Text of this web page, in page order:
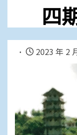
四
2023 年 2